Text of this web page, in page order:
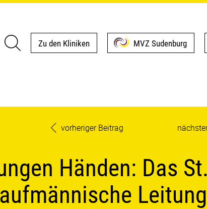
Zu den Kliniken MVZ Sudenburg
vorheriger Beitrag
Händen: Das